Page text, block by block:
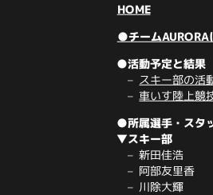
HOME
●チームAURORA
●活動予定と結果
スキー部の活
車いす陸上競
●所属選手・スタ
▼スキー部
新田佳浩
阿部友里香
川除大輝